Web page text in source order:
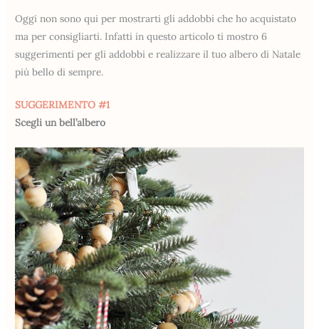
Oggi non sono qui per mostrarti gli addobbi che ho acquistato
ma per consigliarti. Infatti in questo articolo ti mostro 6
suggerimenti per gli addobbi e realizzare il tuo albero di Natale
più bello di sempre.
SUGGERIMENTO #1
Scegli un bell’albero